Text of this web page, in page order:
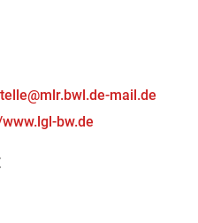
mail.de
bw.de